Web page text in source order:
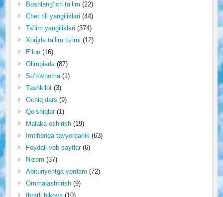
Boshlang‘ich ta’lim (22)
Chet tili yangiliklari (44)
Ta’lim yangiliklari (374)
Xorijda ta’lim tizimi (12)
E’lon(16)
Olimpiada(87)
So‘rovnoma(1)
Tashkilot(3)
Ochiq dars (9)
Qo‘shiqlar(1)
Malaka oshirish(19)
Imtihonga tayyorgarlik(63)
Foydali veb saytlar(6)
Nizom (37)
Abituriyentga yordam (72)
Ommalashtirish(9)
Ibratli hikoya(10)